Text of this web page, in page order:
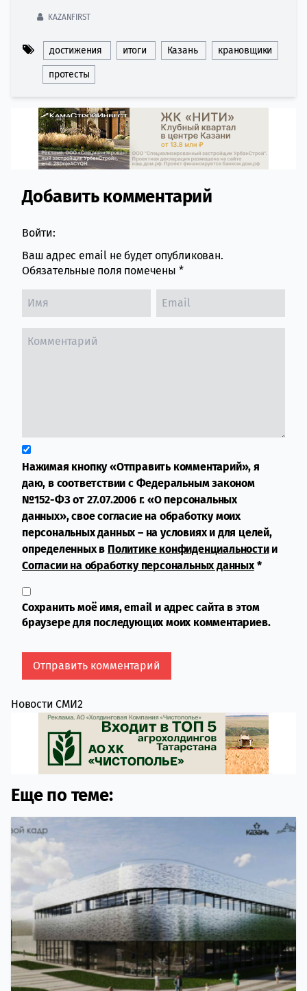
KAZANFIRST
достижения итоги Казань крановщики
протесты
Comment section
Добавить комментарий
Войти:
Ваш адрес email не будет опубликован.
Обязательные поля помечены *
Нажимая кнопку «Отправить комментарий», я
даю, в соответствии с Федеральным законом
№152-ФЗ от 27.07.2006 г. «О персональных
данных», свое согласие на обработку моих
персональных данных – на условиях и для целей,
определенных в Политике конфиденциальностии
Согласии на обработку персональных данных*
Сохранить моё имя, email и адрес сайта в этом
браузере для последующих моих комментариев.
Новости СМИ2
Еще по теме: